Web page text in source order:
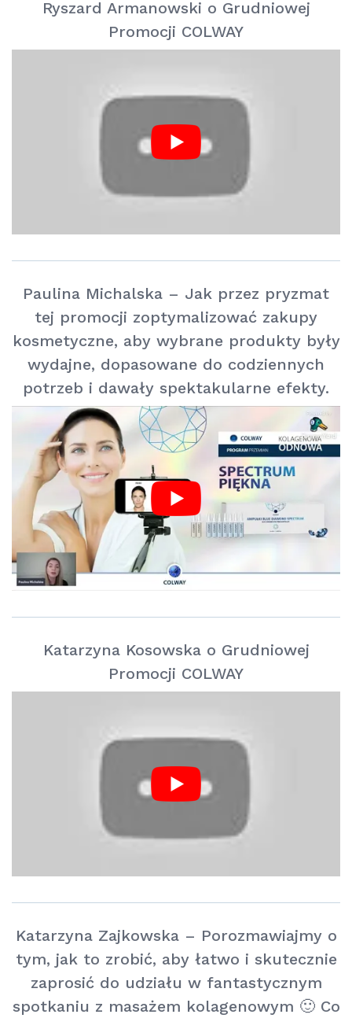
Ryszard Armanowski o Grudniowej
Promocji COLWAY
Paulina Michalska – Jak przez pryzmat
tej promocji zoptymalizować zakupy
kosmetyczne, aby wybrane produkty były
wydajne, dopasowane do codziennych
potrzeb i dawały spektakularne efekty.
Katarzyna Kosowska o Grudniowej
Promocji COLWAY
Katarzyna Zajkowska – Porozmawiajmy o
tym, jak to zrobić, aby łatwo i skutecznie
zaprosić do udziału w fantastycznym
spotkaniu z masażem kolagenowym 🙂 Co